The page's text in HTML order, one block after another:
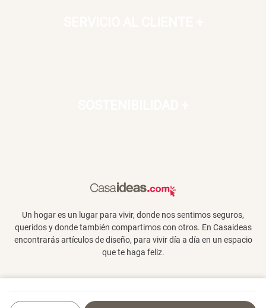
Un hogar es un lugar para vivir, donde nos sentimos seguros,
queridos y donde también compartimos con otros. En Casaideas
encontrarás artículos de diseño, para vivir día a día en un espacio
que te haga feliz.